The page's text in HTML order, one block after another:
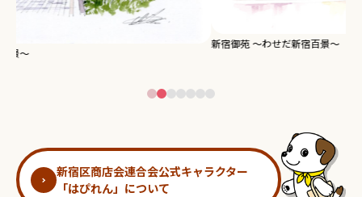
新宿区商店会連合会公式キャラクター
「はぴれん」について